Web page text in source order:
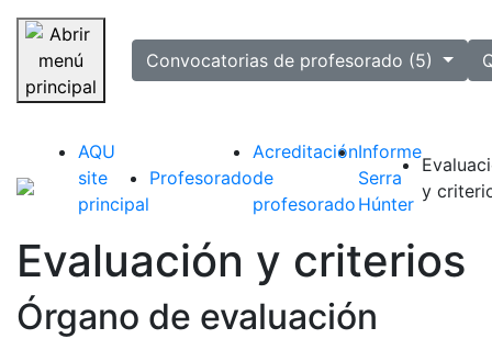
Saltar navegación
selectedConvocatorias de profesorado (5)
AQU
site
principal
Profesorado
Acreditación
de
profesorado
Informe
Serra
Húnter
y
Evaluación y criterios
Órgano de evaluación